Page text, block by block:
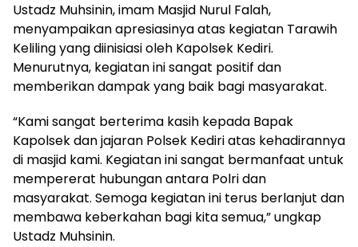
Ustadz Muhsinin, imam Masjid Nurul Falah,
menyampaikan apresiasinya atas kegiatan Tarawih
Keliling yang diinisiasi oleh Kapolsek Kediri.
Menurutnya, kegiatan ini sangat positif dan
memberikan dampak yang baik bagi masyarakat.
“Kami sangat berterima kasih kepada Bapak
Kapolsek dan jajaran Polsek Kediri atas kehadirannya
di masjid kami. Kegiatan ini sangat bermanfaat untuk
mempererat hubungan antara Polri dan
masyarakat. Semoga kegiatan ini terus berlanjut dan
membawa keberkahan bagi kita semua,” ungkap
Ustadz Muhsinin.